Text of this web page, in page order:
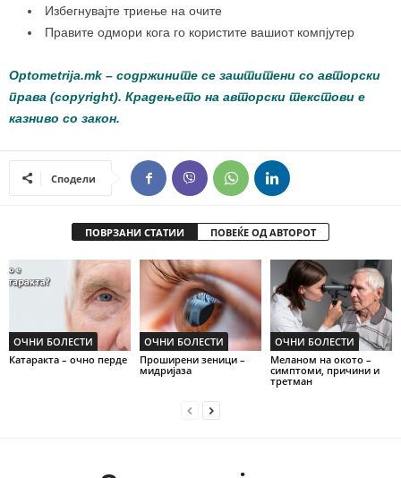
Избегнувајте триење на очите
Правите одмори кога го користите вашиот компјутер
Optometrija.mk – содржините се заштитени со авторски
права (copyright). Крадењето на авторски текстови е
казниво со закон.
Сподели
ПОВРЗАНИ СТАТИИ ПОВЕЌЕ ОД АВТОРОТ
ОЧНИ БОЛЕСТИ
Катаракта – очно перде
ОЧНИ БОЛЕСТИ
Проширени зеници –
мидријаза
ОЧНИ БОЛЕСТИ
Меланом на окото –
симптоми, причини и
третман